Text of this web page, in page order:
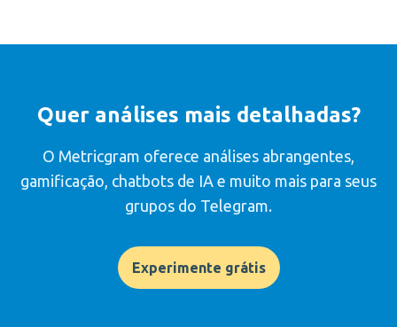
Quer análises mais detalhadas?
O Metricgram oferece análises abrangentes,
gamificação, chatbots de IA e muito mais para seus
grupos do Telegram.
Experimente grátis